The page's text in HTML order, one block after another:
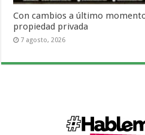
Con cambios a último
propiedad privada
7 agosto, 2026